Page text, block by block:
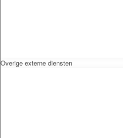
Overige externe diensten